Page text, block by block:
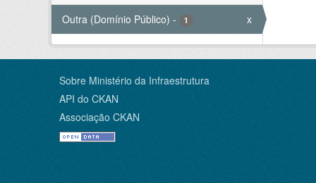
Outra (Domínio Público) - 1 x
Sobre Ministério da Infraestrutura
API do CKAN
Associação CKAN